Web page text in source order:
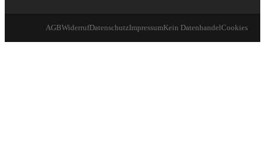
AGBWiderrufDatenschutzImpressumKein DatenhandelCookies